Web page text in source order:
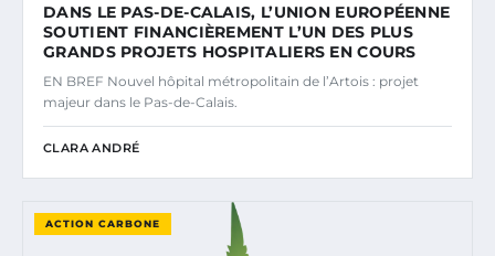
DANS LE PAS-DE-CALAIS, L’UNION EUROPÉENNE
SOUTIENT FINANCIÈREMENT L’UN DES PLUS
GRANDS PROJETS HOSPITALIERS EN COURS
EN BREF Nouvel hôpital métropolitain de l’Artois : projet
majeur dans le Pas-de-Calais.
CLARA ANDRÉ
ACTION CARBONE